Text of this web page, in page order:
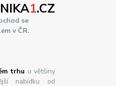
1.CZ
se
v ČR.
trhu u většiny
nabídku od